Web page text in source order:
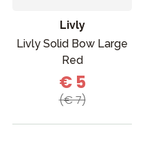
Livly
Livly Solid Bow Large
Red
€ 5
(€ 7)